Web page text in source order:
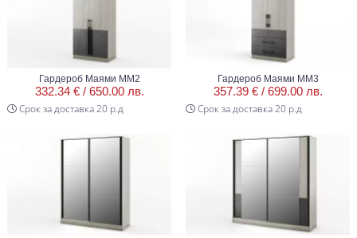
Гардероб Маями ММ2
332.34 € / 650.00 лв.
Срок за доставка 20 р.д
Гардероб Маями ММ3
357.39 € / 699.00 лв.
Срок за доставка 20 р.д